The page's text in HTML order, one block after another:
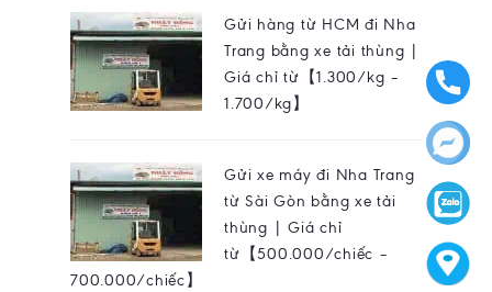
Gửi hàng từ HCM đi Nha
Trang bằng xe tải thùng |
Giá chỉ từ【1.300/kg –
1.700/kg】
Gửi xe máy đi Nha Trang
từ Sài Gòn bằng xe tải
thùng | Giá chỉ
từ【500.000/chiếc –
700.000/chiếc】